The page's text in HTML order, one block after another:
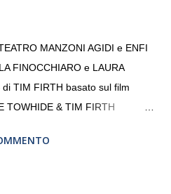
MANZONI AGIDI e ENFI
FINOCCHIARO e LAURA
TIM FIRTH basato sul film
TOWHIDE & TIM FIRTH